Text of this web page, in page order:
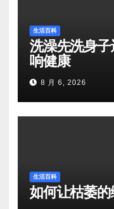
生活百科
洗澡先洗身
响健康
8 月 6, 2026
生活百科
如何让枯萎